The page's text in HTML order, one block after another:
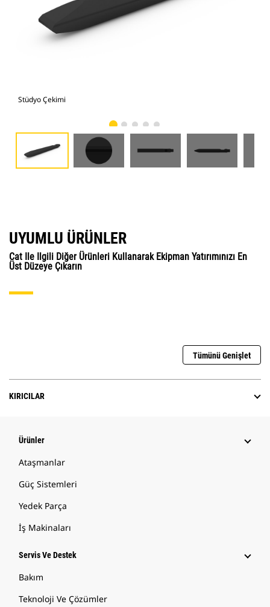
Stüdyo Çekimi
UYUMLU ÜRÜNLER
Cat Ile Ilgili Diğer Ürünleri Kullanarak Ekipman Yatırımınızı En
Üst Düzeye Çıkarın
Tümünü Genişlet
KIRICILAR
Ürünler
Ataşmanlar
Güç Sistemleri
Yedek Parça
İş Makinaları
Servis Ve Destek
Bakım
Teknoloji Ve Çözümler